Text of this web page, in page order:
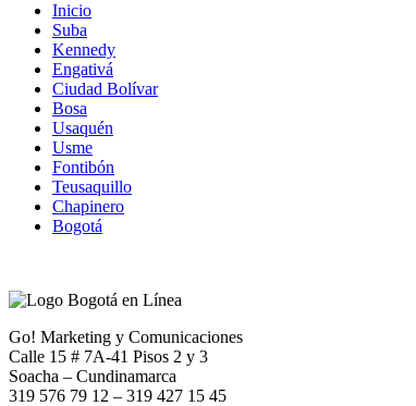
Inicio
Suba
Kennedy
Engativá
Ciudad Bolívar
Bosa
Usaquén
Usme
Fontibón
Teusaquillo
Chapinero
Bogotá
Go! Marketing y Comunicaciones
Calle 15 # 7A-41 Pisos 2 y 3
Soacha – Cundinamarca
319 576 79 12 – 319 427 15 45